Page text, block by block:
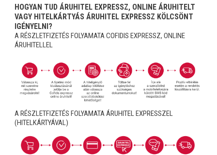
HOGYAN TUD ÁRUHITEL EXPRESSZ, ONLINE ÁRUHITELT
VAGY HITELKÁRTYÁS ÁRUHITEL EXPRESSZ KÖLCSÖNT
IGÉNYELNI?
A RÉSZLETFIZETÉS FOLYAMATA COFIDIS EXPRESSZ, ONLINE
ÁRUHITELLEL
A RÉSZLETFIZETÉS FOLYAMATA ÁRUHITEL EXPRESSZEL
(HITELKÁRTYÁVAL)